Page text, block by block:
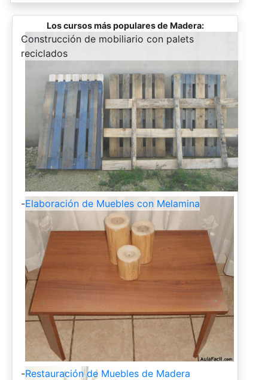
Los cursos más populares de Madera:
-
Construcción de mobiliario con palets
reciclados
-Elaboración de Muebles con Melamina
-Restauración de Muebles de Madera